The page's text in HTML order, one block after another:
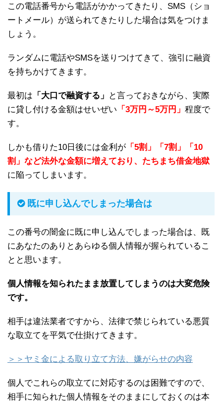
この電話番号から電話がかかってきたり、SMS（ショ
ートメール）が送られてきたりした場合は気をつけま
しょう。
ランダムに電話やSMSを送りつけてきて、強引に融資
を持ちかけてきます。
最初は 「大口で融資する」
と言っておきながら、実際
に貸し付ける金額はせいぜい 「3万円～5万円」 程度で
す。
しかも借りた10日後には金利が 「5割」「7割」「10
割」など法外な金額に増えており、たちまち借金地獄
に陥ってしまいます。
既に申し込んでしまった場合は
この番号の闇金に既に申し込んでしまった場合は、既
にあなたのありとあらゆる個人情報が握られているこ
とと思います。
個人情報を知られたまま放置してしまうのは大変危険
です。
相手は違法業者ですから、法律で禁じられている悪質
な取立てを平気で仕掛けてきます。
＞＞ヤミ金による取り立て方法、嫌がらせの内容
個人でこれらの取立てに対応するのは困難ですので、
相手に知られた個人情報をそのままにしておくのは本